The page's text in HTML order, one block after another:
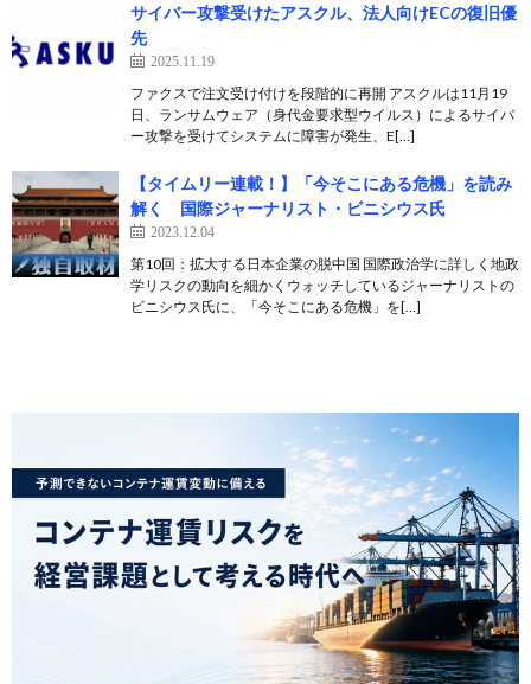
サイバー攻撃受けたアスクル、法人向けECの復旧優
先
2025.11.19
ファクスで注文受け付けを段階的に再開 アスクルは11月19
日、ランサムウェア（身代金要求型ウイルス）によるサイバ
ー攻撃を受けてシステムに障害が発生、E[…]
【タイムリー連載！】「今そこにある危機」を読み
解く 国際ジャーナリスト・ビニシウス氏
2023.12.04
第10回：拡大する日本企業の脱中国 国際政治学に詳しく地政
学リスクの動向を細かくウォッチしているジャーナリストの
ビニシウス氏に、「今そこにある危機」を[…]